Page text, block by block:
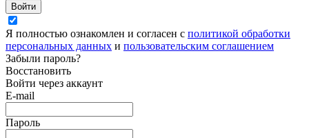
Войти
Я полностью ознакомлен и согласен с политикой обработки
персональных данных и пользовательским соглашением
Забыли пароль?
Восстановить
Войти через аккаунт
E-mail
Пароль